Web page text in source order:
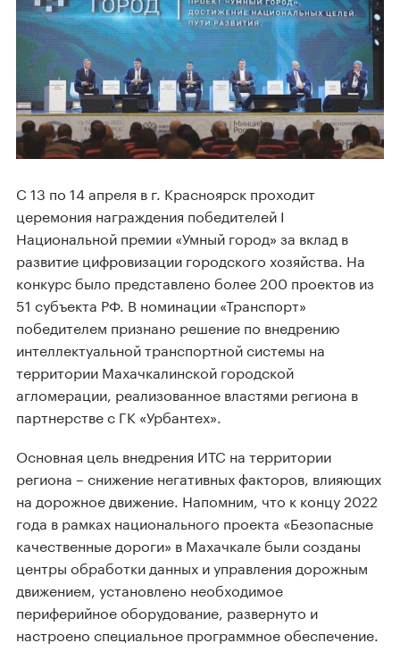
С 13 по 14 апреля в г. Красноярск проходит
церемония награждения победителей I
Национальной премии «Умный город» за вклад в
развитие цифровизации городского хозяйства. На
конкурс было представлено более 200 проектов из
51 субъекта РФ. В номинации «Транспорт»
победителем признано решение по внедрению
интеллектуальной транспортной системы на
территории Махачкалинской городской
агломерации, реализованное властями региона в
партнерстве с ГК «Урбантех».
Основная цель внедрения ИТС на территории
региона – снижение негативных факторов, влияющих
на дорожное движение. Напомним, что к концу 2022
года в рамках национального проекта «Безопасные
качественные дороги» в Махачкале были созданы
центры обработки данных и управления дорожным
движением, установлено необходимое
периферийное оборудование, развернуто и
настроено специальное программное обеспечение.